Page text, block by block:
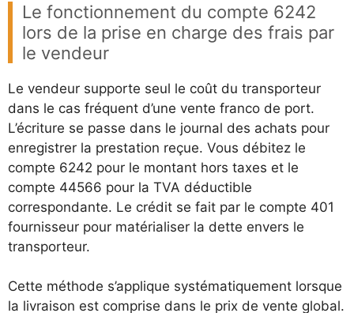
Le fonctionnement du compte 6242
lors de la prise en charge des frais par
le vendeur
Le vendeur supporte seul le coût du transporteur
dans le cas fréquent d’une vente franco de port.
L’écriture se passe dans le journal des achats pour
enregistrer la prestation reçue. Vous débitez le
compte 6242 pour le montant hors taxes et le
compte 44566 pour la TVA déductible
correspondante. Le crédit se fait par le compte 401
fournisseur pour matérialiser la dette envers le
transporteur.
Cette méthode s’applique systématiquement lorsque
la livraison est comprise dans le prix de vente global.